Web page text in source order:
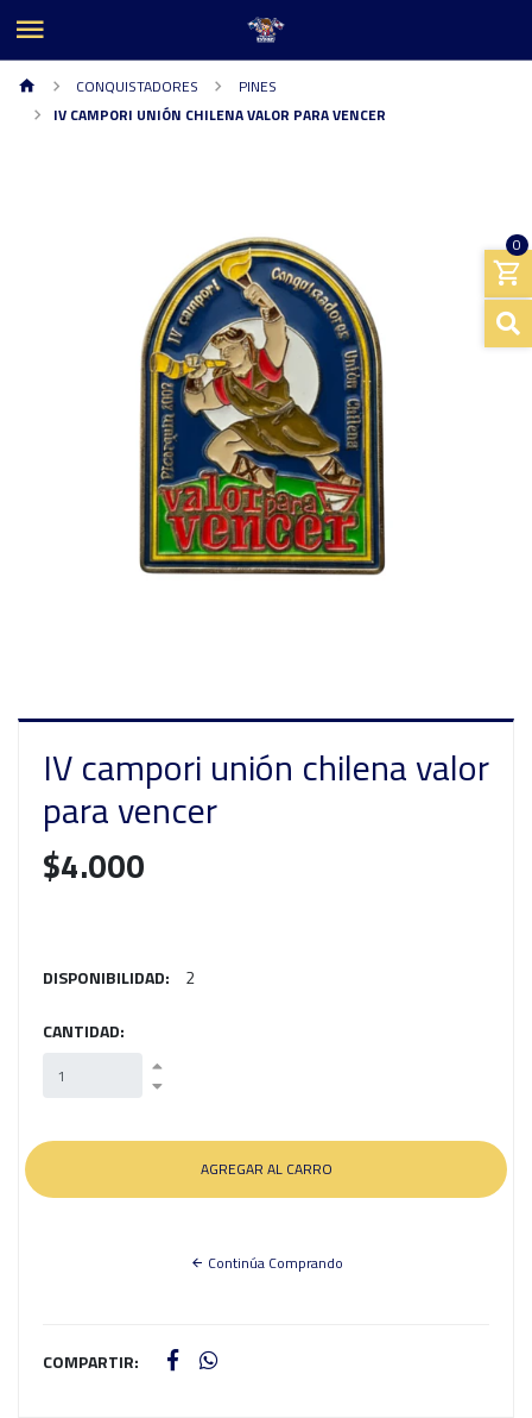
0
CONQUISTADORES
PINES
IV CAMPORI UNIÓN CHILENA VALOR PARA VENCER
IV campori unión chilena valor
para vencer
$4.000
DISPONIBILIDAD: 2
CANTIDAD:
Continúa Comprando
COMPARTIR: